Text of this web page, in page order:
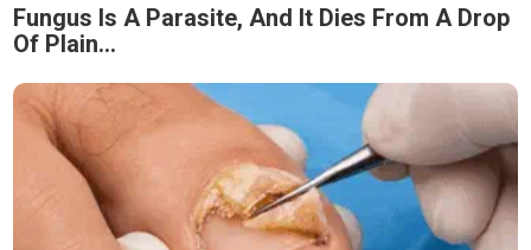
Fungus Is A Parasite, And It Dies From A Drop
Of Plain...